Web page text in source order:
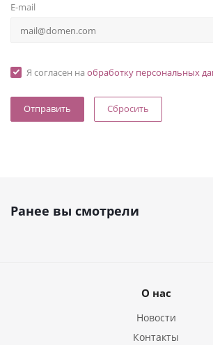
E-mail
Я согласен на обработку персональных
Сбросить
Ранее вы смотрели
О нас
Новости
Контакты